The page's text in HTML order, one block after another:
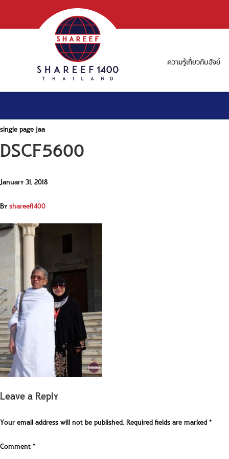
ความรู้เกี่ยวกับฮัจย์
single page jaa
DSCF5600
January 31, 2018
Byshareef1400
Leave a Reply
Your email address will not be published.Required fields are marked*
Comment*